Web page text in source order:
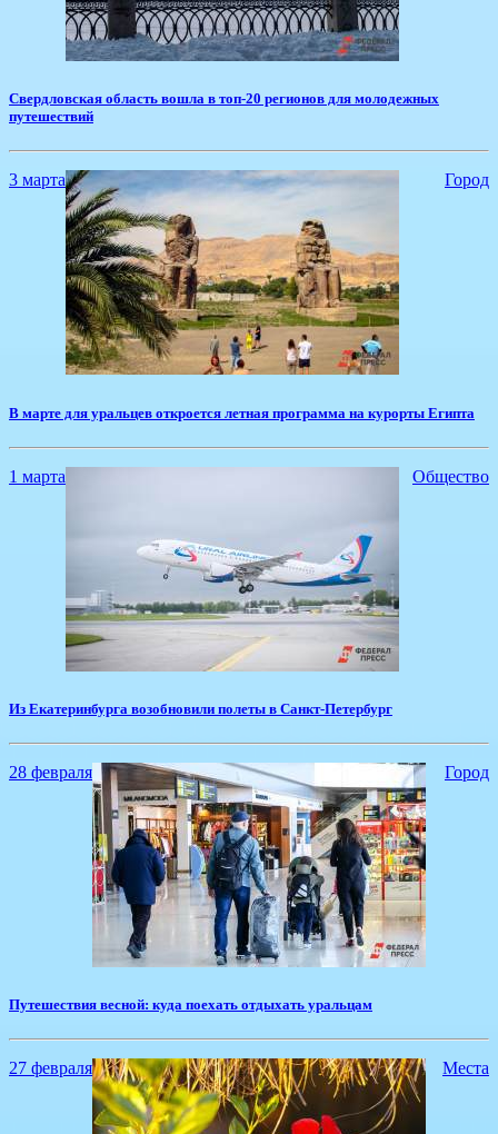
​Свердловская область вошла в топ-20 регионов для молодежных
путешествий
3 марта Город
В марте для уральцев откроется летная программа на курорты Египта
1 марта Общество
​Из Екатеринбурга возобновили полеты в Санкт-Петербург
28 февраля Город
​Путешествия весной: куда поехать отдыхать уральцам
27 февраля Места